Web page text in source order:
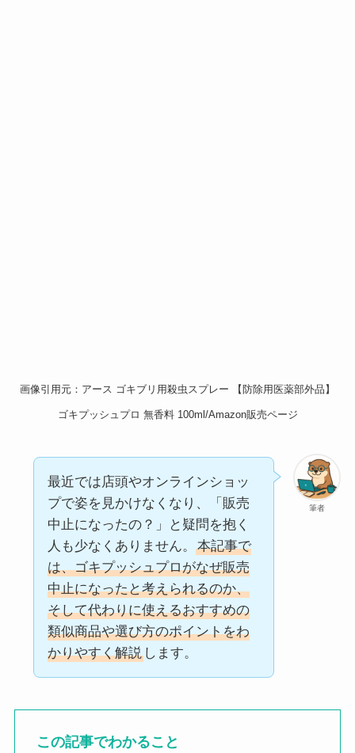
画像引用元：アース ゴキブリ用殺虫スプレー 【防除用医薬部外品】
ゴキプッシュプロ 無香料 100ml/Amazon販売ページ
筆者
最近では店頭やオンラインショッ
プで姿を見かけなくなり、「販売
中止になったの？」と疑問を抱く
人も少なくありません。
本記事で
は、ゴキプッシュプロがなぜ販売
中止になったと考えられるのか、
そして代わりに使えるおすすめの
類似商品や選び方のポイントをわ
かりやすく解説します。
この記事でわかること